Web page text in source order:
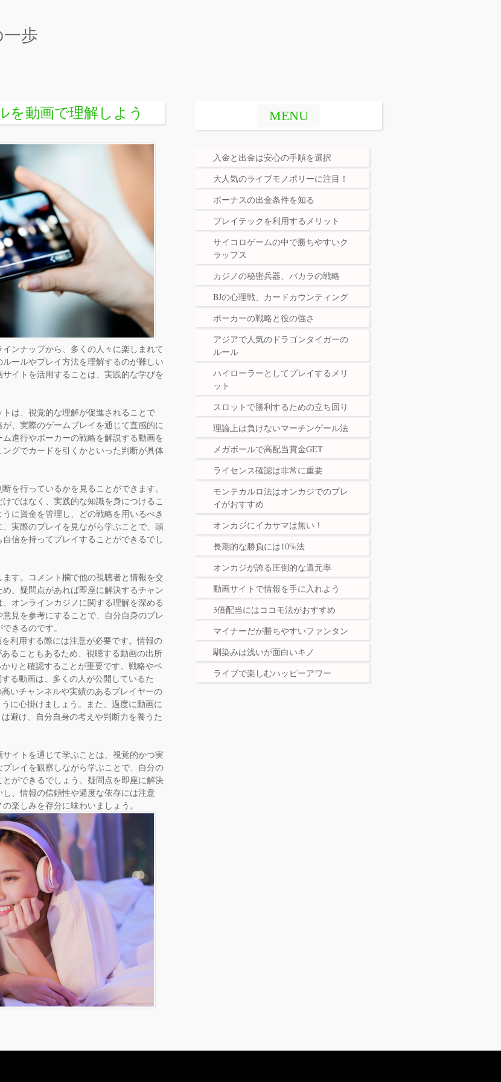
歩
を動画で理解しよう
ンナップから、多くの人々に楽しまれて
ールやプレイ方法を理解するのが難しい
イトを活用することは、実践的な学びを
は、視覚的な理解が促進されることで
、実際のゲームプレイを通じて直感的に
進行やポーカーの戦略を解説する動画を
グでカードを引くかといった判断が具体
を行っているかを見ることができます。
ではなく、実践的な知識を身につけるこ
に資金を管理し、どの戦略を用いるべき
実際のプレイを見ながら学ぶことで、頭
信を持ってプレイすることができるでし
す。コメント欄で他の視聴者と情報を交
、疑問点があれば即座に解決するチャン
オンラインカジノに関する理解を深める
見を参考にすることで、自分自身のプレ
きるのです。
利用する際には注意が必要です。情報の
ることもあるため、視聴する動画の出所
りと確認することが重要です。戦略やベ
る動画は、多くの人が公開しているた
いチャンネルや実績のあるプレイヤーの
に心掛けましょう。また、過度に動画に
避け、自分自身の考えや判断力を養うた
イトを通じて学ぶことは、視覚的かつ実
レイを観察しながら学ぶことで、自分の
ができるでしょう。疑問点を即座に解決
、情報の信頼性や過度な依存には注意
楽しみを存分に味わいましょう。
MENU
入金と出金は安心の手順を選択
大人気のライブモノポリーに注目！
ボーナスの出金条件を知る
プレイテックを利用するメリット
サイコロゲームの中で勝ちやすいク
ラップス
カジノの秘密兵器、バカラの戦略
BJの心理戦、カードカウンティング
ポーカーの戦略と役の強さ
アジアで人気のドラゴンタイガーの
ルール
ハイローラーとしてプレイするメリ
ット
スロットで勝利するための立ち回り
理論上は負けないマーチンゲール法
メガボールで高配当賞金GET
ライセンス確認は非常に重要
モンテカルロ法はオンカジでのプレ
イがおすすめ
オンカジにイカサマは無い！
長期的な勝負には10%法
オンカジが誇る圧倒的な還元率
動画サイトで情報を手に入れよう
3倍配当にはココモ法がおすすめ
マイナーだが勝ちやすいファンタン
馴染みは浅いが面白いキノ
ライブで楽しむハッピーアワー